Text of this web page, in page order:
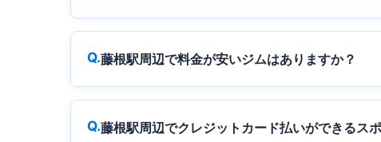
藤根駅周辺で料金が安いジムはありますか？
藤根駅周辺でクレジットカード払いができるス